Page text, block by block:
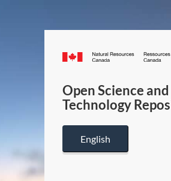
Canada.ca
Open Science and
Technology
English